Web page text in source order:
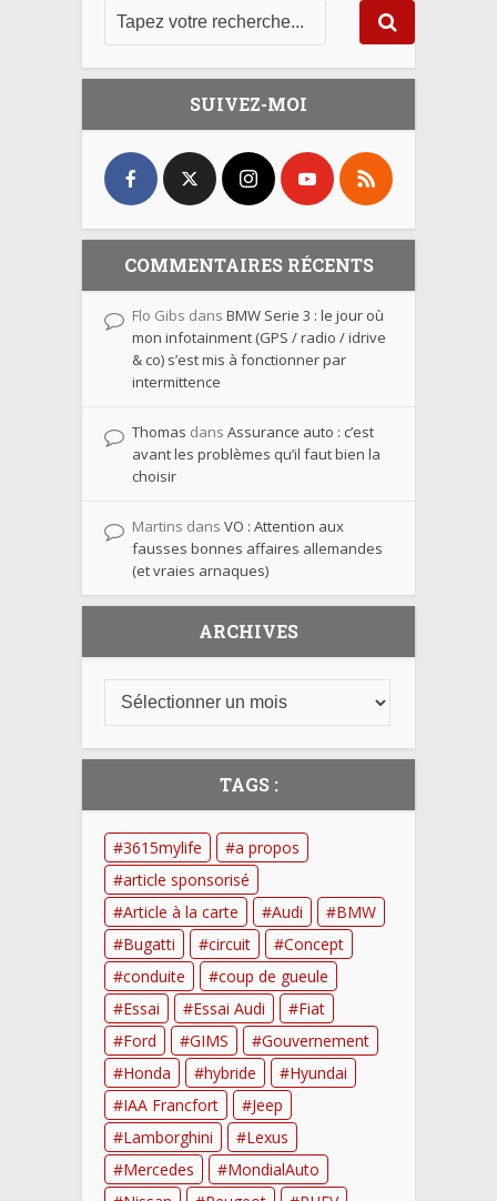
SUIVEZ-MOI
COMMENTAIRES RÉCENTS
Flo Gibs dans BMW Serie 3 : le jour où
mon infotainment (GPS / radio / idrive
& co) s’est mis à fonctionner par
intermittence
Thomas dans Assurance auto : c’est
avant les problèmes qu’il faut bien la
choisir
Martins dans VO : Attention aux
fausses bonnes affaires allemandes
(et vraies arnaques)
ARCHIVES
TAGS :
3615mylife
a propos
article sponsorisé
Article à la carte
Audi
BMW
Bugatti
circuit
Concept
conduite
coup de gueule
Essai
Essai Audi
Fiat
Ford
GIMS
Gouvernement
Honda
hybride
Hyundai
IAA Francfort
Jeep
Lamborghini
Lexus
Mercedes
MondialAuto